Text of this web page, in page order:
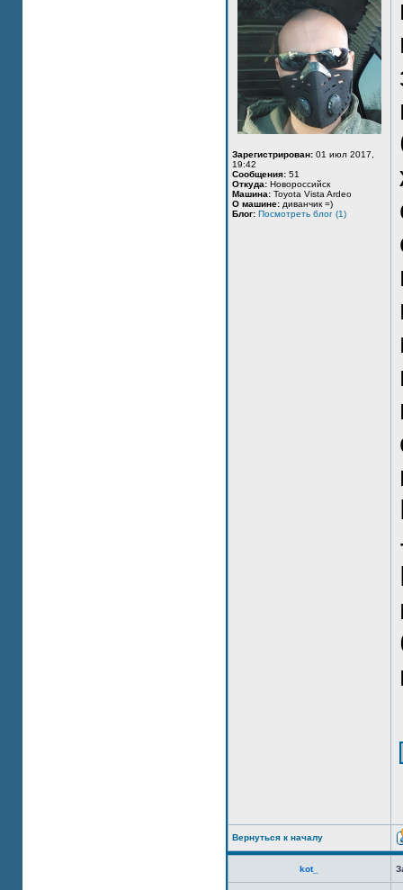
Зарегистрирован: 01 июл 2017,
19:42
Сообщения: 51
Откуда: Новороссийск
Машина: Toyota Vista Ardeo
О машине: диванчик =)
Блог: Посмотреть блог (1)
Вернуться к началу
kot_